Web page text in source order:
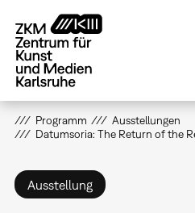
zum
Inhalt
Programm
Ausstellungen
Datumsoria: The Return of the
Ausstellung